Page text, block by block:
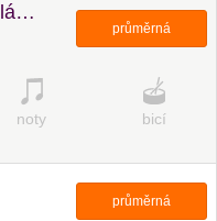
Kdo vchází do tvých snů, má lásko (Where Do You Go To /My Lovely/)
průměrná
noty bicí
průměrná